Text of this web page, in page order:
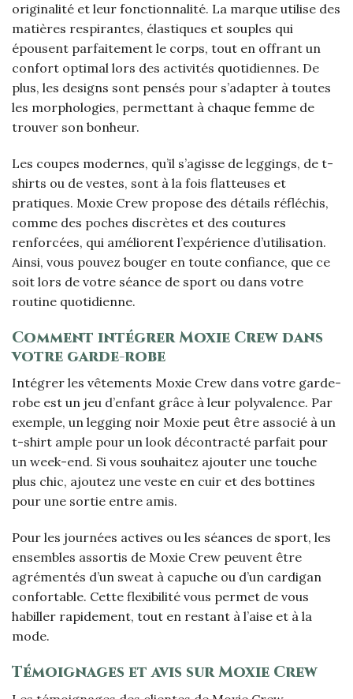
originalité et leur fonctionnalité. La marque utilise des
matières respirantes, élastiques et souples qui
épousent parfaitement le corps, tout en offrant un
confort optimal lors des activités quotidiennes. De
plus, les designs sont pensés pour s’adapter à toutes
les morphologies, permettant à chaque femme de
trouver son bonheur.
Les coupes modernes, qu’il s’agisse de leggings, de t-
shirts ou de vestes, sont à la fois flatteuses et
pratiques. Moxie Crew propose des détails réfléchis,
comme des poches discrètes et des coutures
renforcées, qui améliorent l’expérience d’utilisation.
Ainsi, vous pouvez bouger en toute confiance, que ce
soit lors de votre séance de sport ou dans votre
routine quotidienne.
Comment intégrer Moxie Crew dans
votre garde-robe
Intégrer les vêtements Moxie Crew dans votre garde-
robe est un jeu d’enfant grâce à leur polyvalence. Par
exemple, un legging noir Moxie peut être associé à un
t-shirt ample pour un look décontracté parfait pour
un week-end. Si vous souhaitez ajouter une touche
plus chic, ajoutez une veste en cuir et des bottines
pour une sortie entre amis.
Pour les journées actives ou les séances de sport, les
ensembles assortis de Moxie Crew peuvent être
agrémentés d’un sweat à capuche ou d’un cardigan
confortable. Cette flexibilité vous permet de vous
habiller rapidement, tout en restant à l’aise et à la
mode.
Témoignages et avis sur Moxie Crew